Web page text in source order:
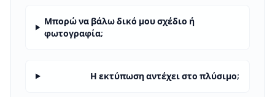
Μπορώ να βάλω δικό μου σχέδιο ή
φωτογραφία;
Η εκτύπωση αντέχει στο πλύσιμο;